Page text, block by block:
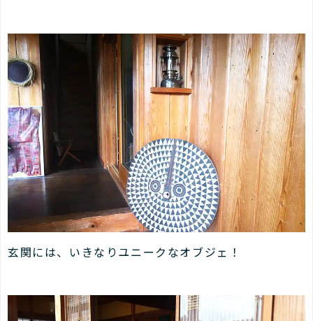
玄関には、いきなりユニークなオブジェ！